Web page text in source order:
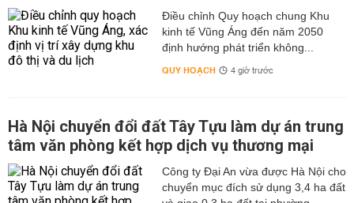
Điều chỉnh Quy hoạch chung Khu
kinh tế Vũng Áng đến năm 2050
định hướng phát triển không...
QUY HOẠCH 4 giờ trước
Hà Nội chuyển đổi đất Tây Tựu làm dự án trung
tâm văn phòng kết hợp dịch vụ thương mại
Công ty Đại An vừa được Hà Nội cho
chuyển mục đích sử dụng 3,4 ha đất